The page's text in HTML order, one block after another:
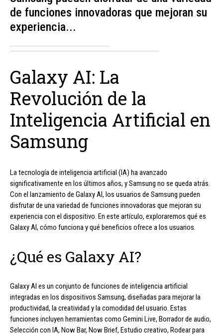
de funciones innovadoras que mejoran su
experiencia...
Galaxy AI: La
Revolución de la
Inteligencia Artificial en
Samsung
La tecnología de inteligencia artificial (IA) ha avanzado
significativamente en los últimos años, y Samsung no se queda atrás.
Con el lanzamiento de Galaxy AI, los usuarios de Samsung pueden
disfrutar de una variedad de funciones innovadoras que mejoran su
experiencia con el dispositivo. En este artículo, exploraremos qué es
Galaxy AI, cómo funciona y qué beneficios ofrece a los usuarios.
¿Qué es Galaxy AI?
Galaxy AI es un conjunto de funciones de inteligencia artificial
integradas en los dispositivos Samsung, diseñadas para mejorar la
productividad, la creatividad y la comodidad del usuario. Estas
funciones incluyen herramientas como Gemini Live, Borrador de audio,
Selección con IA, Now Bar, Now Brief, Estudio creativo, Rodear para